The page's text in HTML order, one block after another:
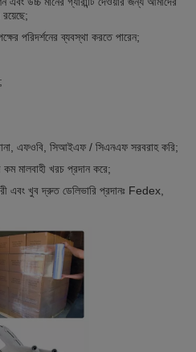
পরিদর্শনের ব্যবস্থা করতে পারেন;
এফওবি, সিআইএফ / সিএনএফ সরবরাহ করি;
মালবাহী খরচ প্রদান করে;
এবং খুব দ্রুত ডেলিভারি প্রদানঃ Fedex,